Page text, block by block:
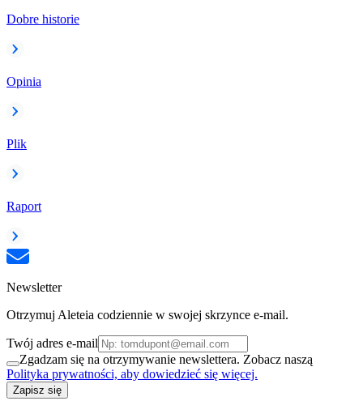
Dobre historie
Opinia
Plik
Raport
Newsletter
Otrzymuj Aleteia codziennie w swojej skrzynce e-mail.
Twój adres e-mail
Zgadzam się na otrzymywanie newslettera. Zobacz naszą
Polityka prywatności, aby dowiedzieć się więcej.
Zapisz się